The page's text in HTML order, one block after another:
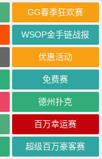
GG春季狂欢赛
WSOP金手链战报
优惠活动
免费赛
德州扑克
百万幸运赛
超级百万豪客赛